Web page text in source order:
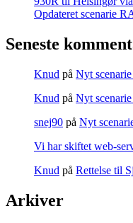
Opdateret scenarie
Seneste
Knud på Nyt
Knud på Nyt
snej90 på Nyt
Vi har skiftet web-
Knud på Rettelse til
Arkiver